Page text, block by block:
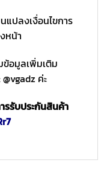
แปลงเงื่อนไขการ
หน้า
อมูลเพิ่มเติม
ค่ะ
รรับประกันสินค้า